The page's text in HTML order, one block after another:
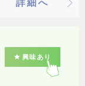
詳細へ
興味あり